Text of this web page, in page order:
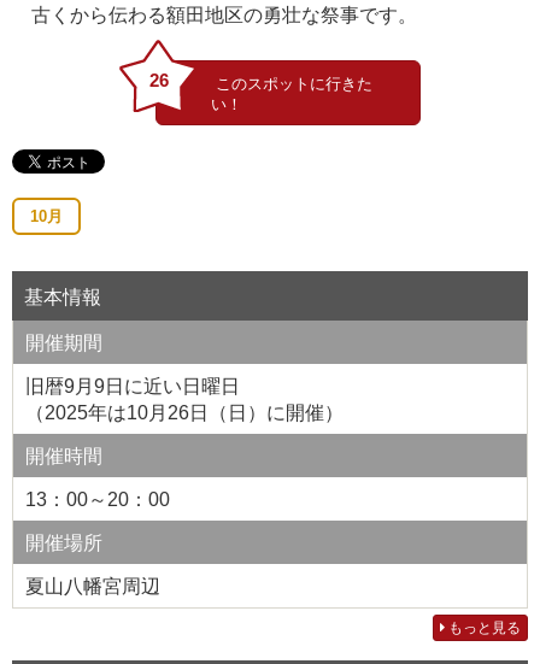
古くから伝わる額田地区の勇壮な祭事です。
26
10月
基本情報
開催期間
旧暦9月9日に近い日曜日
（2025年は10月26日（日）に開催）
開催時間
13：00～20：00
開催場所
夏山八幡宮周辺
もっと見る